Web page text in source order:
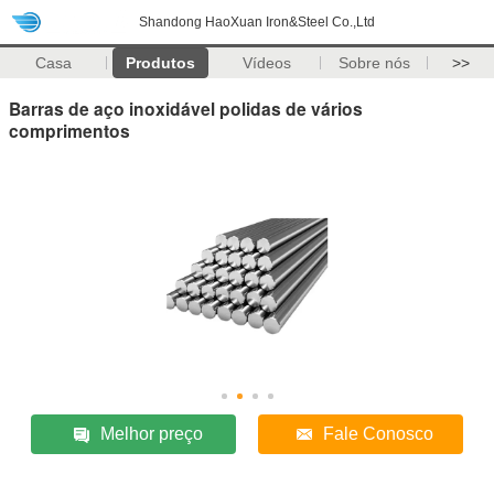
Shandong HaoXuan Iron&Steel Co.,Ltd
Casa Produtos Vídeos Sobre nós >>
Barras de aço inoxidável polidas de vários
comprimentos
Melhor preço Fale Conosco